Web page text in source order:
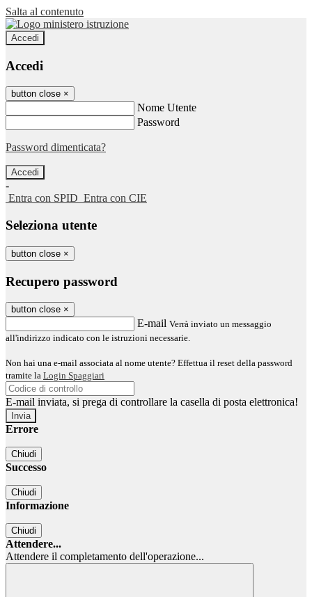
Salta al contenuto
Accedi
Accedi
button close ×
Nome Utente
Password
Password dimenticata?
-
Entra con SPID Entra con CIE
Seleziona utente
button close ×
Recupero password
button close ×
E-mail Verrà inviato un messaggio
all'indirizzo indicato con le istruzioni necessarie.
Non hai una e-mail associata al nome utente? Effettua il reset della password
tramite la Login Spaggiari
E-mail inviata, si prega di controllare la casella di posta elettronica!
Errore
Chiudi
Successo
Chiudi
Informazione
Chiudi
Attendere...
Attendere il completamento dell'operazione...